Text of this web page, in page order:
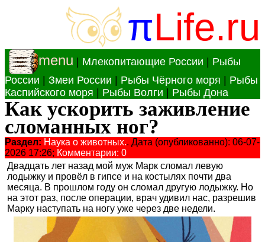
πLife.ru
menu Млекопитающие России
Рыбы
России
Змеи России Рыбы Чёрного моря
Рыбы
Каспийского моря
Рыбы Волги Рыбы Дона
Как ускорить заживление
сломанных ног?
Раздел: Наука о животных.. Дата (опубликованно): 06-07-
2026 17:26; Комментарии: 0
Двадцать лет назад мой муж Марк сломал левую
лодыжку и провёл в гипсе и на костылях почти два
месяца. В прошлом году он сломал другую лодыжку. Но
на этот раз, после операции, врач удивил нас, разрешив
Марку наступать на ногу уже через две недели.